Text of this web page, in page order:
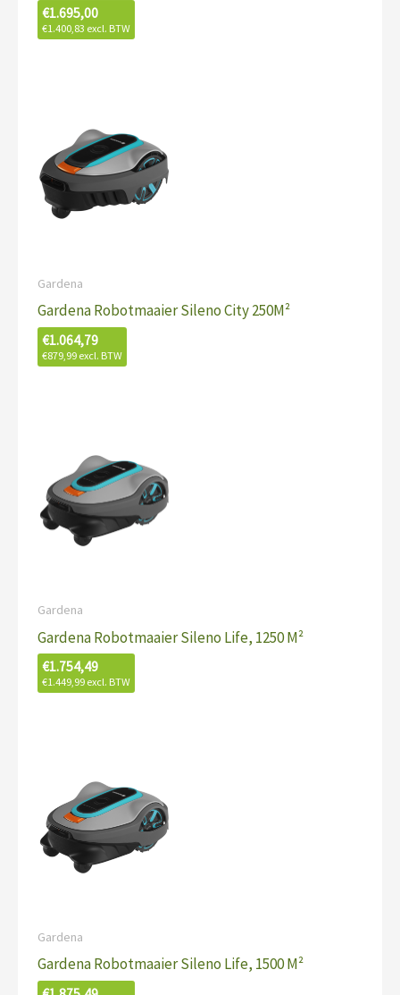
€1.695,00
€1.400,83 excl. BTW
Gardena
Gardena Robotmaaier Sileno City 250M²
€1.064,79
€879,99 excl. BTW
Gardena
Gardena Robotmaaier Sileno Life, 1250 M²
€1.754,49
€1.449,99 excl. BTW
Gardena
Gardena Robotmaaier Sileno Life, 1500 M²